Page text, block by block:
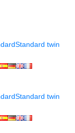
Standard twin
Standard twin